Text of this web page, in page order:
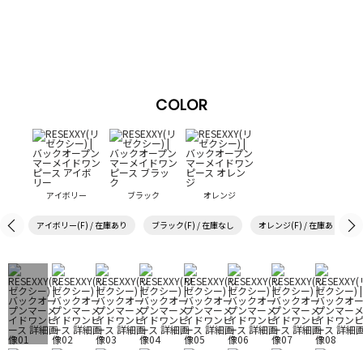
COLOR
アイボリー ブラック オレンジ
アイボリー(F) / 在庫あり ブラック(F) / 在庫なし オレンジ(F) / 在庫あり